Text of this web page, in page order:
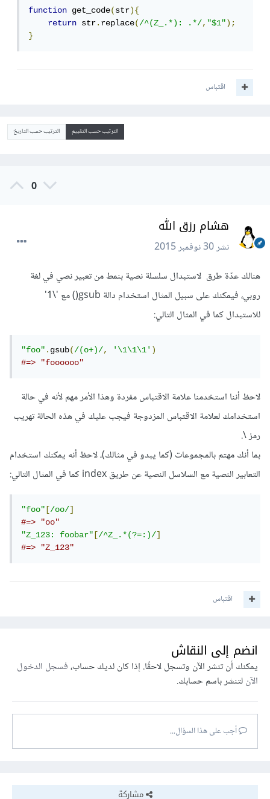
function get_code(str){
return str.replace(/^(Z_.*): .*/,"$1");
}
اقتباس
الترتيب حسب التقييم الترتيب حسب التاريخ
0
هشام رزق الله
نشر30 نوفمبر 2015
هنالك عدّة طرق لاستبدال سلسلة نصية بنمط من تعبير نصي في لغة
روبي، فيمكنك على سبيل المثال استخدام دالة gsub() مع '\1'
للاستبدال كما في المثال التالي:
"foo".gsub(/(o+)/, '\1\1\1')
#=> "foooooo"
لاحظ أننا استخدمنا علامة الاقتباس مفردة وهذا الأمر مهم لأنه في حالة
استخدامك لعلامة الاقتباس المزدوجة فيجب عليك في هذه الحالة تهريب
رمز \.
بما أنك مهتم بالمجموعات (كما يبدو في مثالك)، لاحظ أنه يمكنك استخدام
التعابير النصية مع السلاسل النصية عن طريق index كما في المثال التالي:
"foo" [/oo/]
#=> "oo"
"Z_123: foobar" [/^Z_.*(?=:)/]
#=> "Z_123"
اقتباس
انضم إلى النقاش
يمكنك أن تنشر الآن وتسجل لاحقًا. إذا كان لديك حساب،فسجل الدخول
الآنلتنشر باسم حسابك.
أجب على هذا السؤال...
مشاركة